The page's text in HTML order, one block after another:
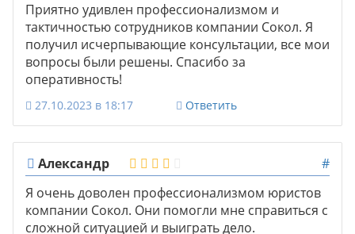
Приятно удивлен профессионализмом и
тактичностью сотрудников компании Сокол. Я
получил исчерпывающие консультации, все мои
вопросы были решены. Спасибо за
оперативность!
27.10.2023 в 18:17 Ответить
Александр
#
Я очень доволен профессионализмом юристов
компании Сокол. Они помогли мне справиться с
сложной ситуацией и выиграть дело.